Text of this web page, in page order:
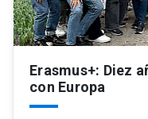
Erasmus+: Diez
con Europa